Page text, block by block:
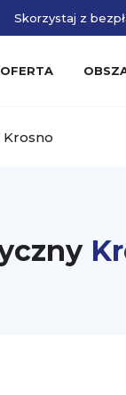
Skorzystaj z
OFERTA
Krosno